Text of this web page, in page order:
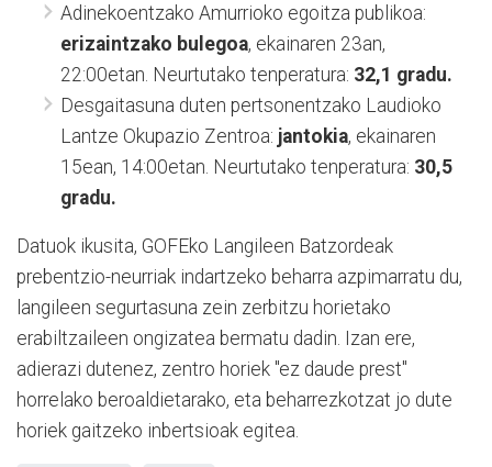
Adinekoentzako Amurrioko egoitza publikoa:
erizaintzako bulegoa, ekainaren 23an,
22:00etan. Neurtutako tenperatura: 32,1 gradu.
Desgaitasuna duten pertsonentzako Laudioko
Lantze Okupazio Zentroa: jantokia, ekainaren
15ean, 14:00etan. Neurtutako tenperatura: 30,5
gradu.
Datuok ikusita, GOFEko Langileen Batzordeak
prebentzio-neurriak indartzeko beharra azpimarratu du,
langileen segurtasuna zein zerbitzu horietako
erabiltzaileen ongizatea bermatu dadin. Izan ere,
adierazi dutenez, zentro horiek "ez daude prest"
horrelako beroaldietarako, eta beharrezkotzat jo dute
horiek gaitzeko inbertsioak egitea.